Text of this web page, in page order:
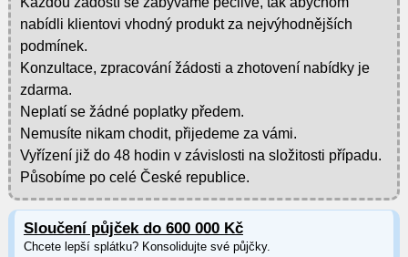
nabídli klientovi vhodný produkt za nejvýhodnějších
podmínek.
Konzultace, zpracování žádosti a zhotovení nabídky je
zdarma.
Neplatí se žádné poplatky předem.
Nemusíte nikam chodit, přijedeme za vámi.
Vyřízení již do 48 hodin v závislosti na složitosti případu.
Působíme po celé České republice.
Sloučení půjček do 600 000 Kč
Chcete lepší splátku? Konsolidujte své půjčky.